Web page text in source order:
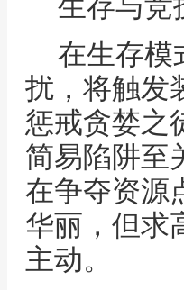
在生存模
扰，将触发
惩戒贪婪之
简易陷阱至
在争夺资源
华丽，但求
主动。